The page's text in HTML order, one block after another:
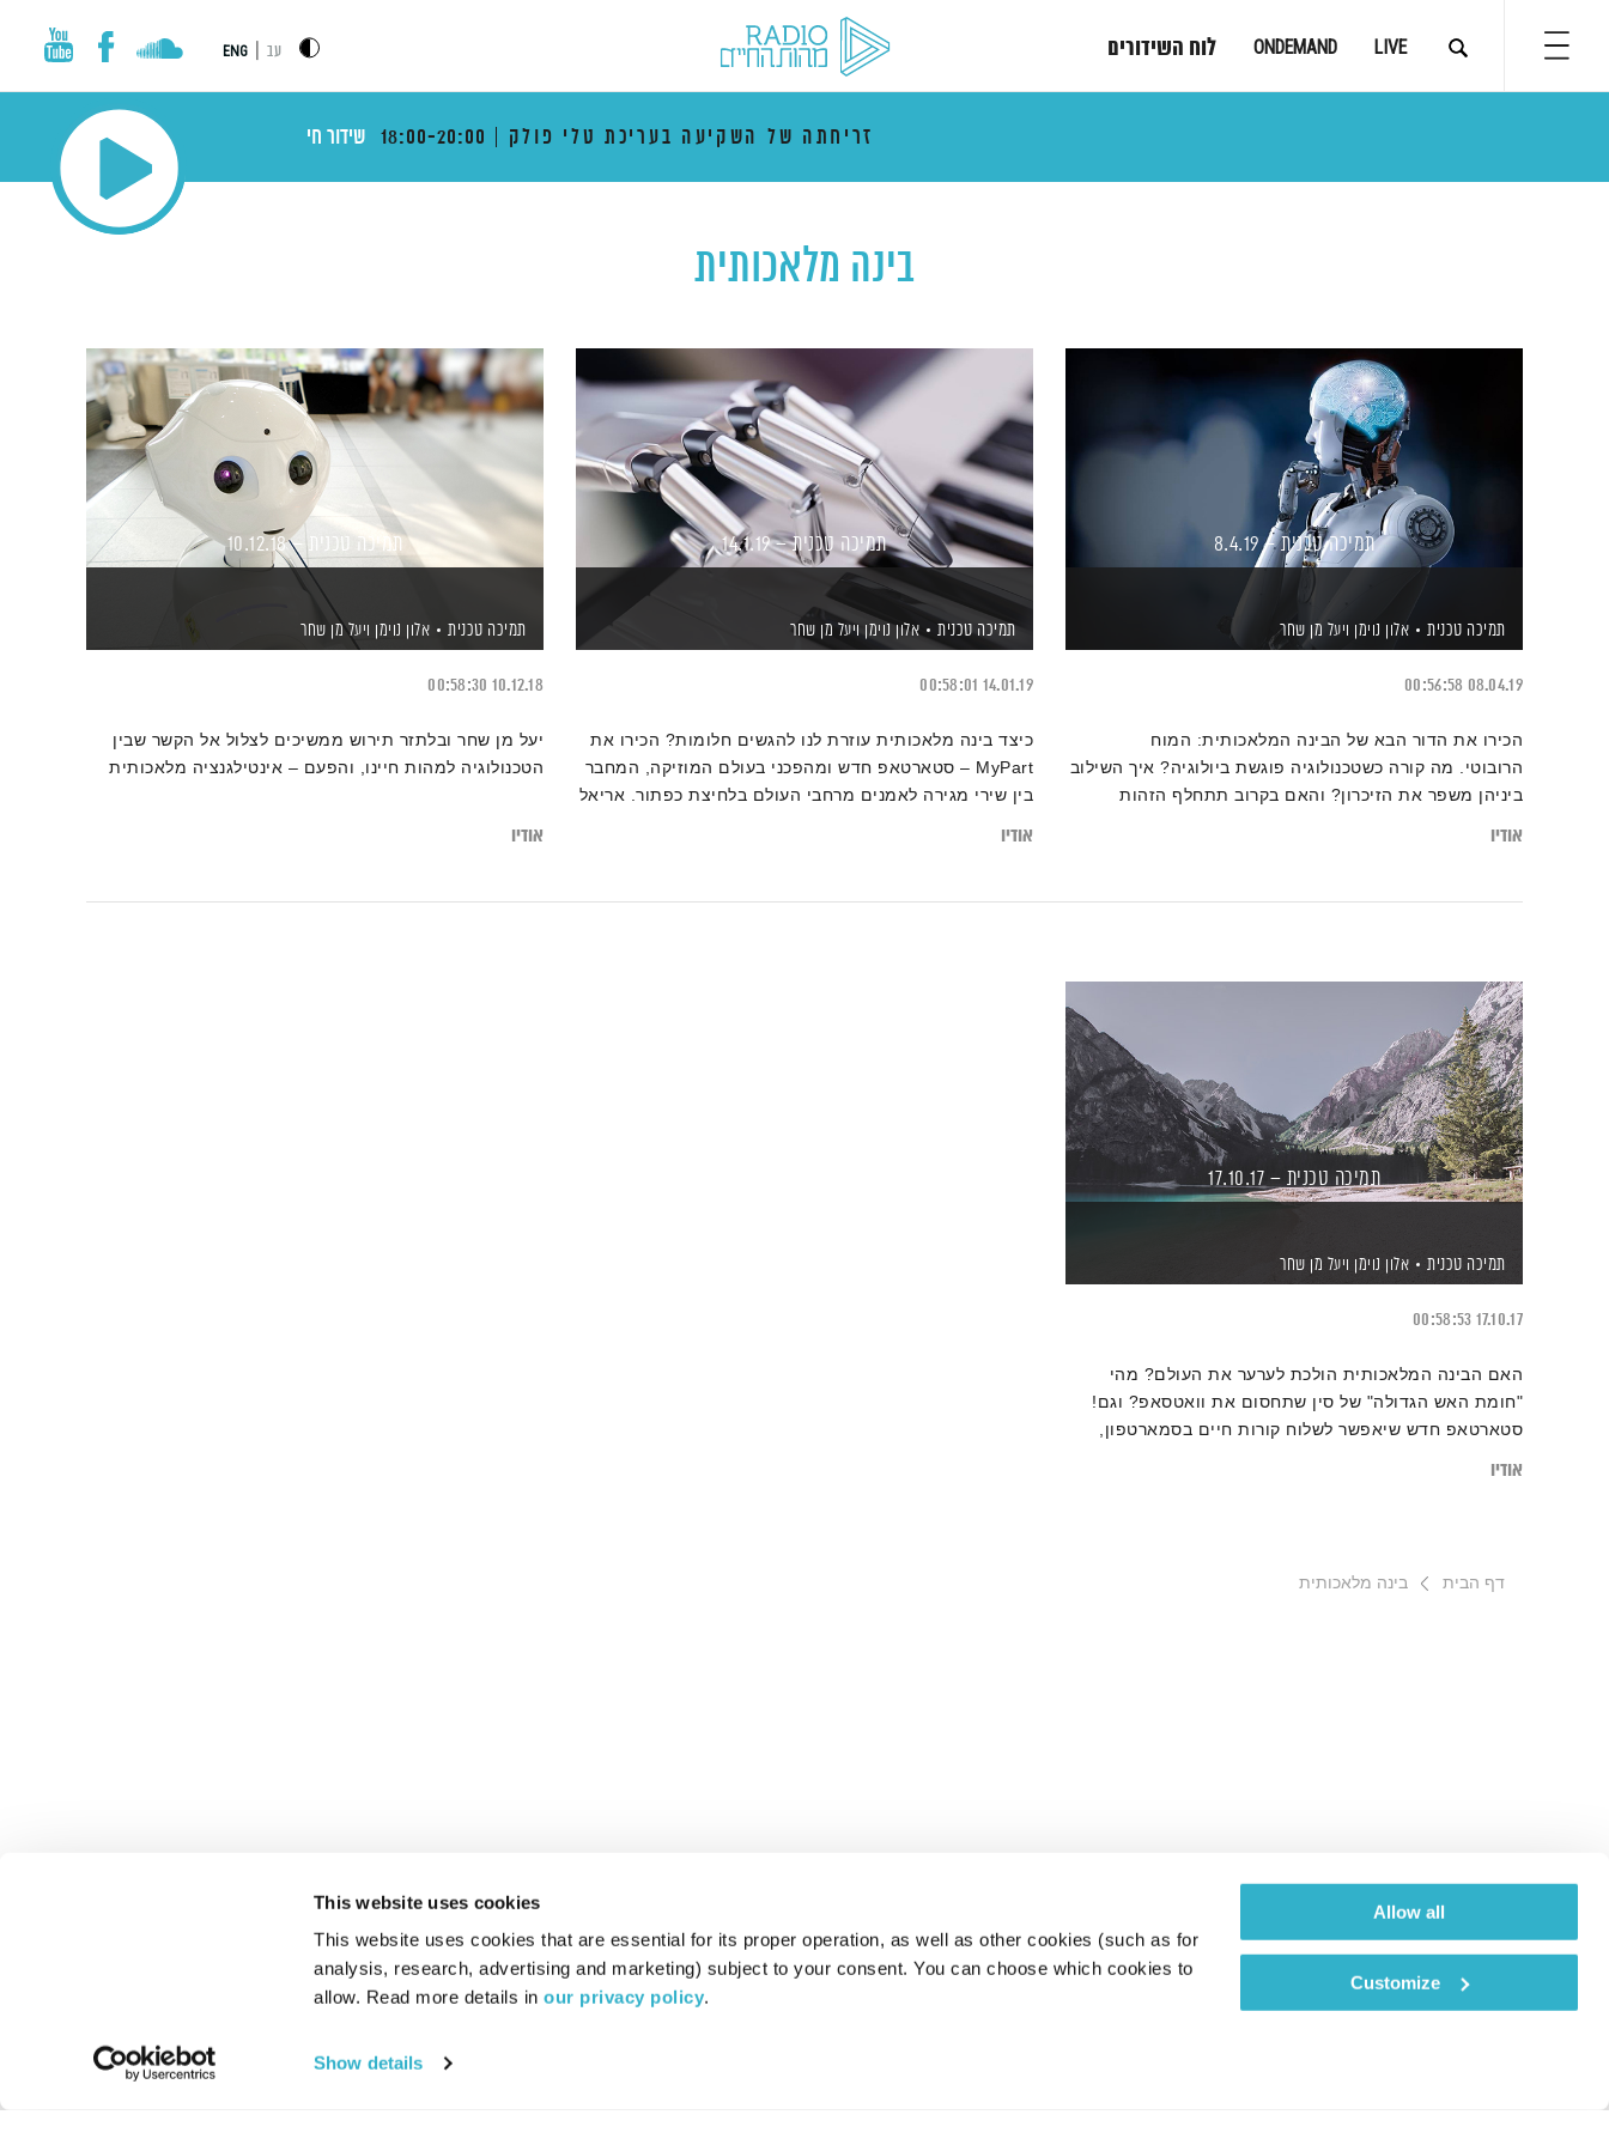
This website uses cookies
This website uses cookies that are essential for its proper operation, as well as other cookies (such as for
analysis, research, advertising and marketing) subject to your consent. You can choose which cookies to
allow. Read more details in our privacy policy.
Show details
Allow all
Customize
LIVE
ONDEMAND לוח השידורים עב ENG
זריחתה של השקיעה בעריכת טלי פולק 18:00-20:00 שידור חי
בינה מלאכותית
תמיכה טכנית – 8.4.19
תמיכה טכנית אלון נוימן ויעל מן שחר
08.04.19
00:56:58
הכירו את הדור הבא של הבינה המלאכותית: המוח
הרובוטי. מה קורה כשטכנולוגיה פוגשת ביולוגיה? איך השילוב
ביניהן משפר את הזיכרון? והאם בקרוב תתחלף הזהות
אודיו
תמיכה טכנית – 14.1.19
תמיכה טכנית אלון נוימן ויעל מן שחר
14.01.19
00:58:01
כיצד בינה מלאכותית עוזרת לנו להגשים חלומות? הכירו את
MyPart – סטארטאפ חדש ומהפכני בעולם המוזיקה, המחבר
בין שירי מגירה לאמנים מרחבי העולם בלחיצת כפתור. אריאל
ויצירה
אודיו
תמיכה טכנית – 10.12.18
תמיכה טכנית אלון נוימן ויעל מן שחר
10.12.18
00:58:30
יעל מן שחר ובלתזר תירוש ממשיכים לצלול אל הקשר שבין
הטכנולוגיה למהות חיינו, והפעם – אינטילגנציה מלאכותית
אודיו
תמיכה טכנית – 17.10.17
תמיכה טכנית אלון נוימן ויעל מן שחר
17.10.17
00:58:53
האם הבינה המלאכותית הולכת לערער את העולם? מהי
"חומת האש הגדולה" של סין שתחסום את וואטסאפ? וגם!
סטארטאפ חדש שיאפשר לשלוח קורות חיים בסמארטפון,
אודיו
דף הבית בינה מלאכותית